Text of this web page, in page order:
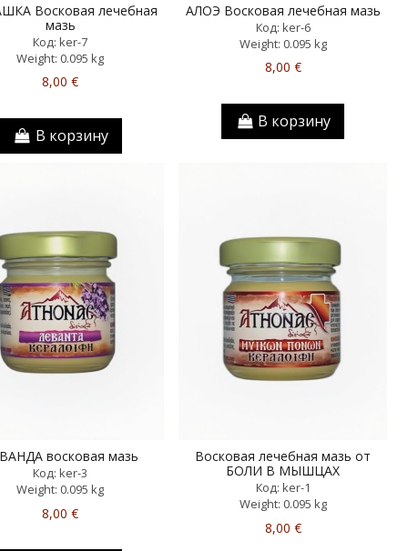
Восковая лечебная
мазь
Код: ker-7
Weight: 0.095 kg
8,00 €
В корзину
АЛОЭ Восковая лечебная мазь
Код: ker-6
Weight: 0.095 kg
8,00 €
В корзину
восковая мазь
Код: ker-3
Weight: 0.095 kg
8,00 €
Восковая лечебная мазь от
БОЛИ В МЫШЦАХ
Код: ker-1
Weight: 0.095 kg
8,00 €